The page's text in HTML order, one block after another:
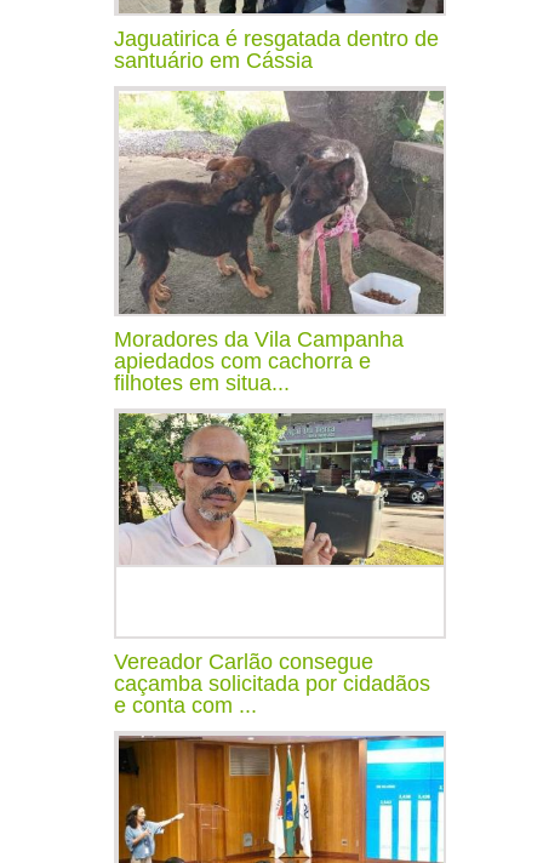
Jaguatirica é resgatada dentro de
santuário em Cássia
Moradores da Vila Campanha
apiedados com cachorra e
filhotes em situa...
Vereador Carlão consegue
caçamba solicitada por cidadãos
e conta com ...